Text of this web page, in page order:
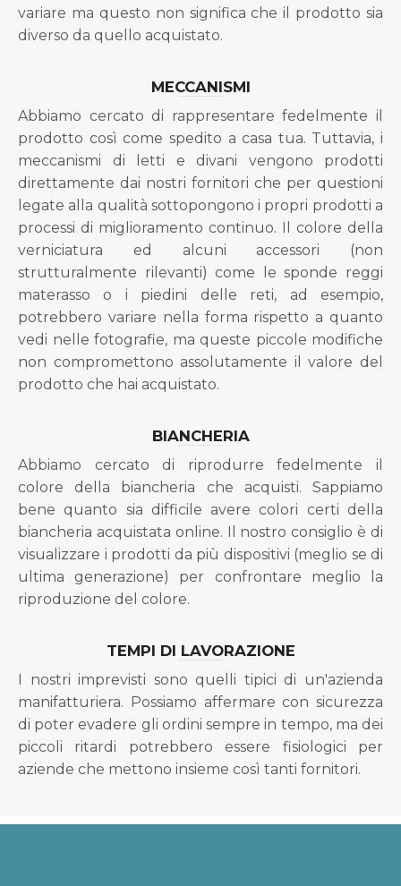
variare ma questo non significa che il prodotto sia
diverso da quello acquistato.
MECCANISMI
Abbiamo cercato di rappresentare fedelmente il
prodotto così come spedito a casa tua. Tuttavia, i
meccanismi di letti e divani vengono prodotti
direttamente dai nostri fornitori che per questioni
legate alla qualità sottopongono i propri prodotti a
processi di miglioramento continuo. Il colore della
verniciatura ed alcuni accessori (non
strutturalmente rilevanti) come le sponde reggi
materasso o i piedini delle reti, ad esempio,
potrebbero variare nella forma rispetto a quanto
vedi nelle fotografie, ma queste piccole modifiche
non compromettono assolutamente il valore del
prodotto che hai acquistato.
BIANCHERIA
Abbiamo cercato di riprodurre fedelmente il
colore della biancheria che acquisti. Sappiamo
bene quanto sia difficile avere colori certi della
biancheria acquistata online. Il nostro consiglio è di
visualizzare i prodotti da più dispositivi (meglio se di
ultima generazione) per confrontare meglio la
riproduzione del colore.
TEMPI DI LAVORAZIONE
I nostri imprevisti sono quelli tipici di un'azienda
manifatturiera. Possiamo affermare con sicurezza
di poter evadere gli ordini sempre in tempo, ma dei
piccoli ritardi potrebbero essere fisiologici per
aziende che mettono insieme così tanti fornitori.